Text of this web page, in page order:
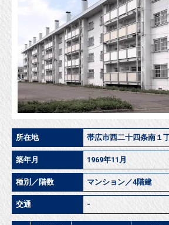
所在地 帯広市西二十四条南１
築年月 1969年11月
種別／階数 マンション／4階建
交通 -